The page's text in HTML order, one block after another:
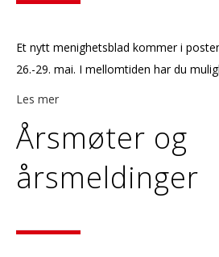
Et nytt menighetsblad kommer i
26.-29. mai. I mellomtiden har du
Les mer
Årsmøter og
årsmeldinger